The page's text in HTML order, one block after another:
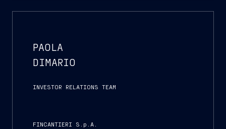
PAOLA
DIMARIO
INVESTOR RELATIONS TEAM
FINCANTIERI S.p.A.